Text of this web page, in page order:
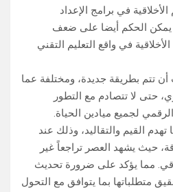
في برامج الإعداد
يمكن الحكم أيضا على ضعف
في واقع التعليم التقني
أن تتم بطريقة جديدة، ومختلفة عما
حتى لا تتصادم مع التطور
لجميع ميادين الحياة.
تهدم القيم والتقاليد، وذلك عند
حيث يشهد العصر تراجعاً غير
مما يؤكد على ضرورة تحديث
متطلباتها بما يتوافق مع التحول